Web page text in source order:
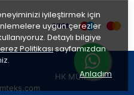
iyileştirmek için
uygun çerezler
Detaylı bilgiye
Politikasısayfamızdan
Anladım
|